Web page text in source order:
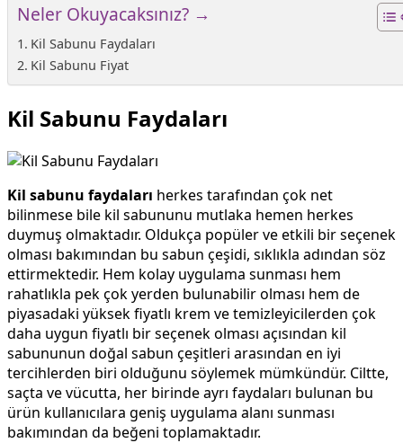
Neler Okuyacaksınız? →
Kil Sabunu Faydaları
Kil Sabunu Fiyat
Kil Sabunu Faydaları
Kil sabunu faydaları herkes tarafından çok net
bilinmese bile kil sabununu mutlaka hemen herkes
duymuş olmaktadır. Oldukça popüler ve etkili bir seçenek
olması bakımından bu sabun çeşidi, sıklıkla adından söz
ettirmektedir. Hem kolay uygulama sunması hem
rahatlıkla pek çok yerden bulunabilir olması hem de
piyasadaki yüksek fiyatlı krem ve temizleyicilerden çok
daha uygun fiyatlı bir seçenek olması açısından kil
sabununun doğal sabun çeşitleri arasından en iyi
tercihlerden biri olduğunu söylemek mümkündür. Ciltte,
saçta ve vücutta, her birinde ayrı faydaları bulunan bu
ürün kullanıcılara geniş uygulama alanı sunması
bakımından da beğeni toplamaktadır.